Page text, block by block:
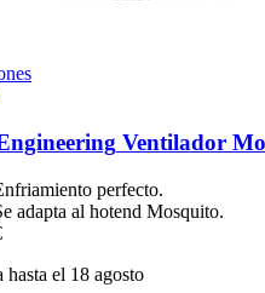
Ventilador
perfecto.
adapta al hotend Mosquito.
hasta el 18 agosto